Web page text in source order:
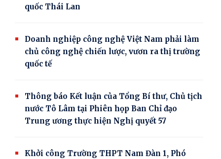
quốc Thái Lan
Doanh nghiệp công nghệ Việt Nam phải làm
chủ công nghệ chiến lược, vươn ra thị trường
quốc tế
Thông báo Kết luận của Tổng Bí thư, Chủ tịch
nước Tô Lâm tại Phiên họp Ban Chỉ đạo
Trung ương thực hiện Nghị quyết 57
Khởi công Trường THPT Nam Đàn 1, Phó